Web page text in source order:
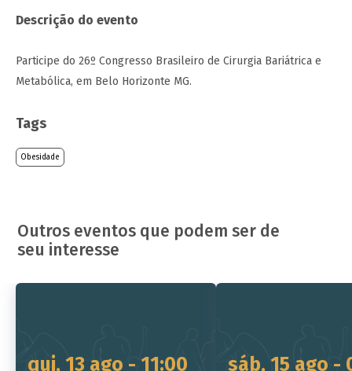
Descrição do evento
Participe do 26º Congresso Brasileiro de Cirurgia Bariátrica e
Metabólica, em Belo Horizonte MG.
Tags
Obesidade
Outros eventos que podem ser de
seu interesse
qui, 13 ago - 11:00 sáb, 15 ago -